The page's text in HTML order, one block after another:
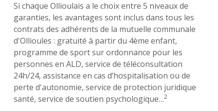
Si chaque Ollioulais a le choix entre 5 niveaux de
garanties, les avantages sont inclus dans tous les
contrats des adhérents de la mutuelle communale
d'Ollioules : gratuité à partir du 4ème enfant,
programme de sport sur ordonnance pour les
personnes en ALD, service de téléconsultation
24h/24, assistance en cas d’hospitalisation ou de
perte d'autonomie, service de protection juridique
santé, service de soutien psychologique…2